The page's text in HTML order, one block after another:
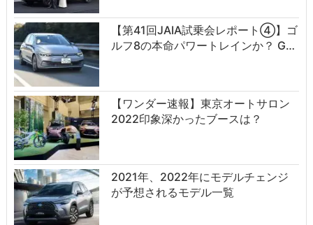
【第41回JAIA試乗会レポート④】ゴ
ルフ8の本命パワートレインか？ G…
【ワンダー速報】東京オートサロン
2022印象深かったブースは？
2021年、2022年にモデルチェンジ
が予想されるモデル一覧